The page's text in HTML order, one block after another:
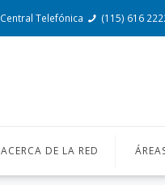
Central Telefónica (115) 616
ACERCA DE LA RED